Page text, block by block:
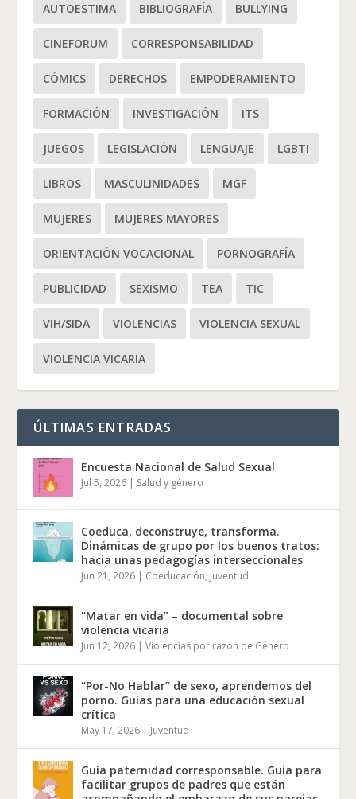
AUTOESTIMA BIBLIOGRAFÍA BULLYING
CINEFORUM CORRESPONSABILIDAD
CÓMICS DERECHOS EMPODERAMIENTO
FORMACIÓN INVESTIGACIÓN ITS
JUEGOS LEGISLACIÓN LENGUAJE LGBTI
LIBROS MASCULINIDADES MGF
MUJERES MUJERES MAYORES
ORIENTACIÓN VOCACIONAL PORNOGRAFÍA
PUBLICIDAD SEXISMO TEA TIC
VIH/SIDA VIOLENCIAS VIOLENCIA SEXUAL
VIOLENCIA VICARIA
ÚLTIMAS ENTRADAS
Encuesta Nacional de Salud Sexual
Jul 5, 2026 | Salud y género
Coeduca, deconstruye, transforma.
Dinámicas de grupo por los buenos tratos:
hacia unas pedagogías interseccionales
Jun 21, 2026 | Coeducación, Juventud
“Matar en vida” – documental sobre
violencia vicaria
Jun 12, 2026 |Violencias por razón de Género
“Por-No Hablar” de sexo, aprendemos del
porno. Guías para una educación sexual
crítica
May 17, 2026 | Juventud
Guía paternidad corresponsable. Guía para
facilitar grupos de padres que están